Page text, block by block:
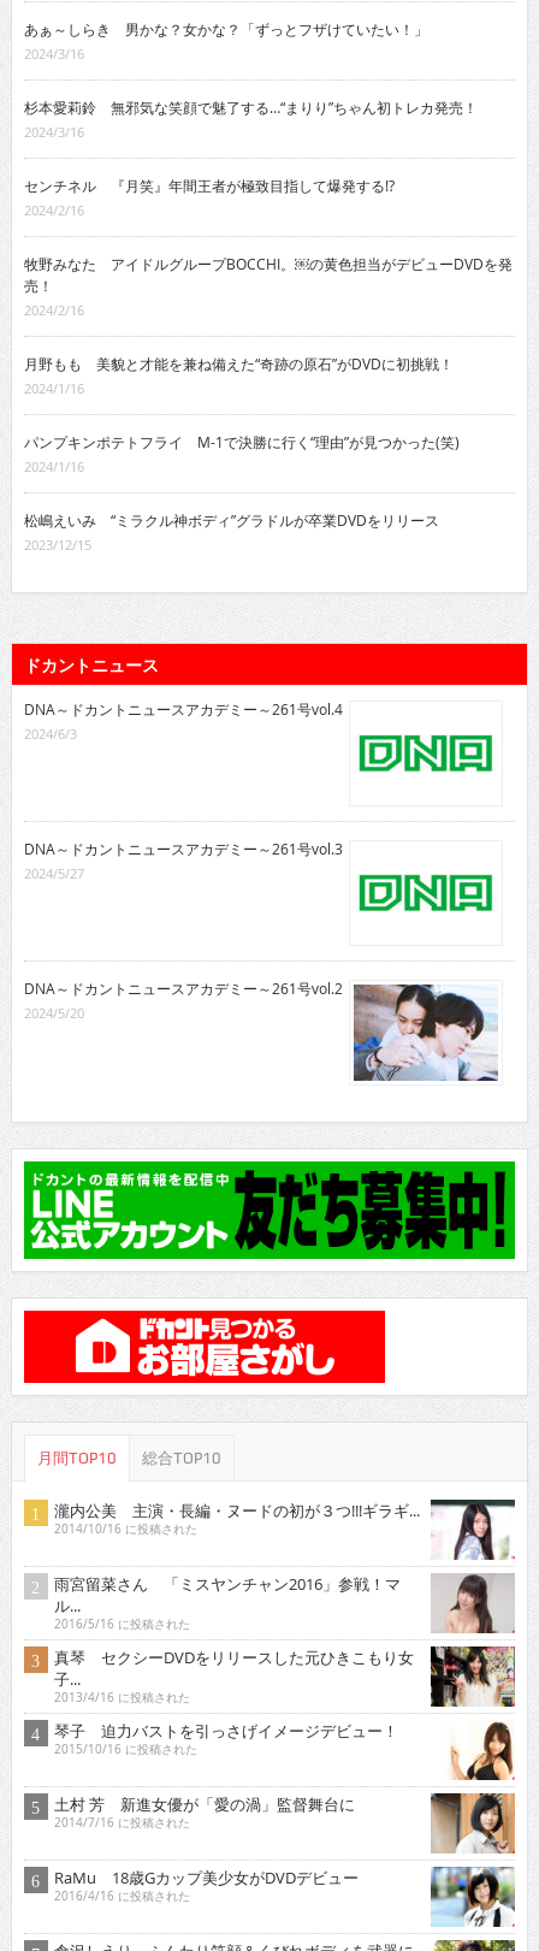
あぁ～しらき 男かな？女かな？「ずっとフザけていたい！」
2024/3/16
杉本愛莉鈴 無邪気な笑顔で魅了する…“まりり”ちゃん初トレカ発売！
2024/3/16
センチネル 『月笑』年間王者が極致目指して爆発する!?
2024/2/16
牧野みなた アイドルグループBOCCHI。￼の黄色担当がデビューDVDを発
売！
2024/2/16
月野もも 美貌と才能を兼ね備えた“奇跡の原石”がDVDに初挑戦！
2024/1/16
パンプキンポテトフライ M-1で決勝に行く“理由”が見つかった(笑)
2024/1/16
松嶋えいみ “ミラクル神ボディ”グラドルが卒業DVDをリリース
2023/12/15
ドカントニュース
DNA～ドカントニュースアカデミー～261号vol.4
2024/6/3
DNA～ドカントニュースアカデミー～261号vol.3
2024/5/27
DNA～ドカントニュースアカデミー～261号vol.2
2024/5/20
月間TOP10 総合TOP10
瀧内公美 主演・長編・ヌードの初が３つ!!!ギラギ...
2014/10/16 に投稿された
雨宮留菜さん 「ミスヤンチャン2016」参戦！マ
ル...
2016/5/16 に投稿された
真琴 セクシーDVDをリリースした元ひきこもり女
子...
2013/4/16 に投稿された
琴子 迫力バストを引っさげイメージデビュー！
2015/10/16 に投稿された
土村 芳 新進女優が「愛の渦」監督舞台に
2014/7/16 に投稿された
RaMu 18歳Gカップ美少女がDVDデビュー
2016/4/16 に投稿された